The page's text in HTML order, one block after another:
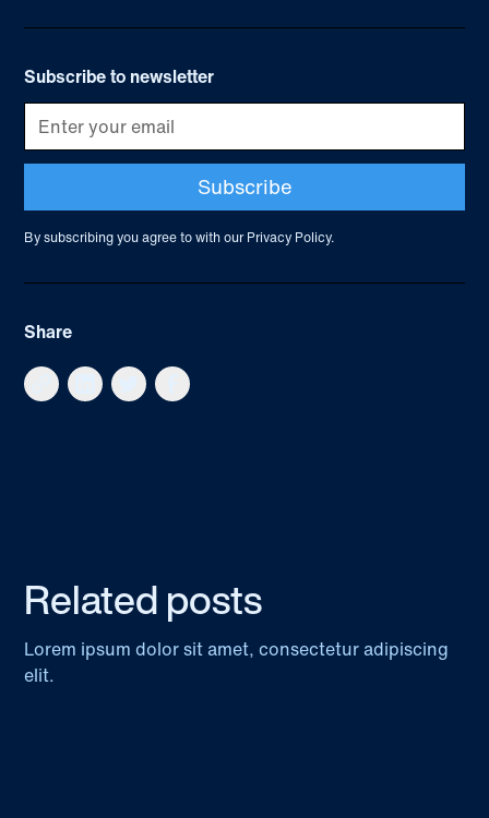
Subscribe to newsletter
By subscribing you agree to with ourPrivacy Policy.
Share
Related posts
Lorem ipsum dolor sit amet, consectetur adipiscing
elit.